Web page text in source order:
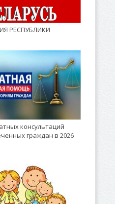
РЕСПУБЛИКИ
консультаций
граждан в 2026